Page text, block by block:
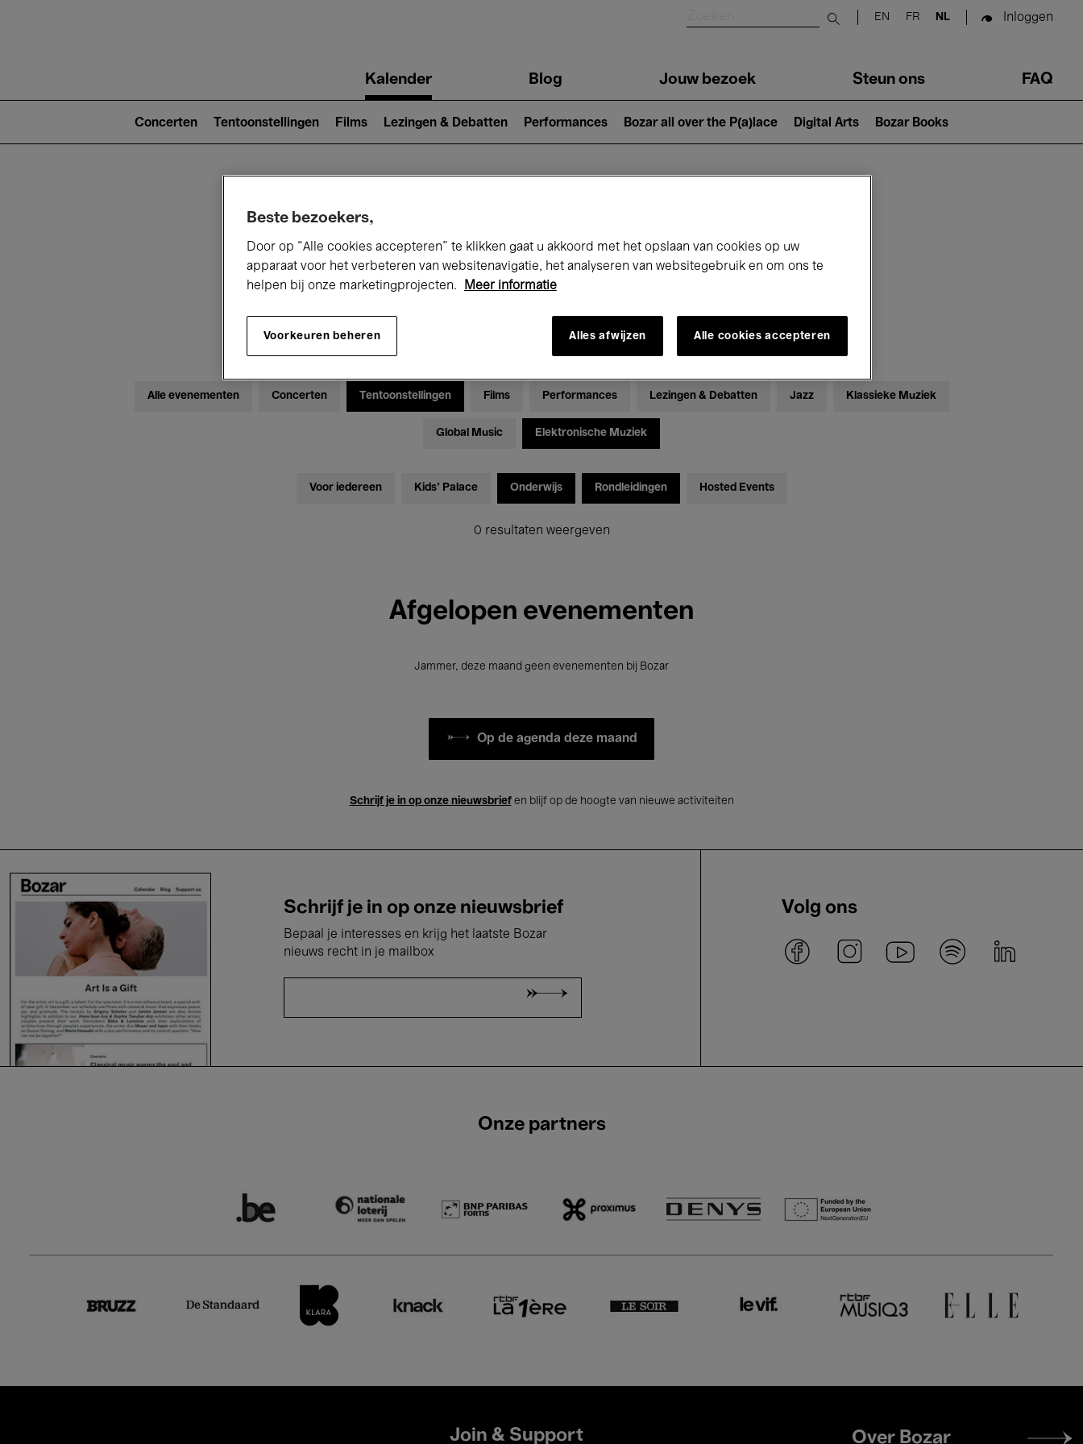
Submit search
EN FR NL Inloggen
navigationKalender Blog Jouw bezoek Steun ons FAQ
2)
Concerten Tentoonstellingen Films Lezingen & Debatten Performances Bozar all over the P(a)lace Digital Arts Bozar Books
Alle evenementen Concerten Tentoonstellingen Films Performances Lezingen & Debatten Jazz Klassieke Muziek
Global Music Elektronische Muziek
Voor iedereen Kids’ Palace Onderwijs Rondleidingen Hosted Events
0 resultaten weergeven
Afgelopen evenementen
Jammer, deze maand geen evenementen bij Bozar
Op de agenda deze maand
Schrijf je in op onze nieuwsbriefen blijf op de hoogte van nieuwe activiteiten
Schrijf je in op onze nieuwsbrief
Bepaal je interesses en krijg het laatste Bozar
nieuws recht in je mailbox
Volg ons
Onze partners
Join & Support
Footer
Over Bozar
Beste bezoekers,
Door op “Alle cookies accepteren” te klikken gaat u akkoord met het opslaan van cookies op uw
apparaat voor het verbeteren van websitenavigatie, het analyseren van websitegebruik en om ons te
helpen bij onze marketingprojecten.
Meer informatie
Voorkeuren beheren Alles afwijzen Alle cookies accepteren